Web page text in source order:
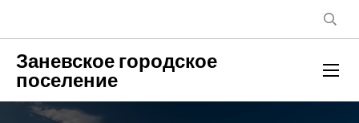
Заневское городское
поселение